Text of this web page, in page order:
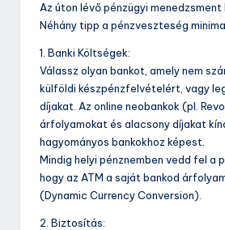
Az úton lévő pénzügyi
Néhány tipp a pénzveszteség
1. Banki Költségek:
Válassz olyan bankot, amely nem
külföldi készpénzfelvételért, vagy
díjakat. Az online neobankok (pl.
árfolyamokat és alacsony díjakat
hagyományos bankokhoz képest.
Mindig helyi pénznemben vedd fel a
hogy az ATM a saját bankod
(Dynamic Currency Conversion).
2. Biztosítás: